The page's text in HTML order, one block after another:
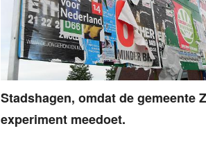
Stadshagen, omdat de gemeente
experiment meedoet.